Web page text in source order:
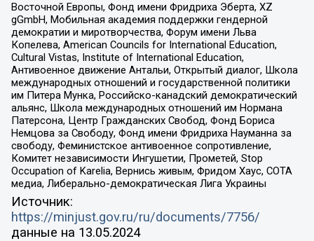
Восточной Европы, Фонд имени Фридриха Эберта, XZ
gGmbH, Мобильная академия поддержки гендерной
демократии и миротворчества, Форум имени Льва
Копелева, American Councils for International Education,
Cultural Vistas, Institute of International Education,
Антивоенное движение Антальи, Открытый диалог, Школа
международных отношений и государственной политики
им Питера Мунка, Российско-канадский демократический
альянс, Школа международных отношений им Нормана
Патерсона, Центр Гражданских Свобод, Фонд Бориса
Немцова за Свободу, Фонд имени Фридриха Науманна за
свободу, Феминистское антивоенное сопротивление,
Комитет независимости Ингушетии, Прометей, Stop
Occupation of Karelia, Вернись живым, Фридом Хаус, СОТА
медиа, Либерально-демократическая Лига Украины
Источник:
https://minjust.gov.ru/ru/documents/7756/
данные на 13.05.2024